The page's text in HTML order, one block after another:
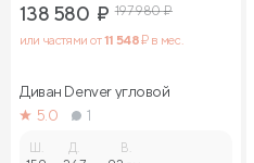
138 580 ₽ 197 980₽
или частями от11 548₽ в мес.
Диван Denver угловой
5.0
1
Д. В.